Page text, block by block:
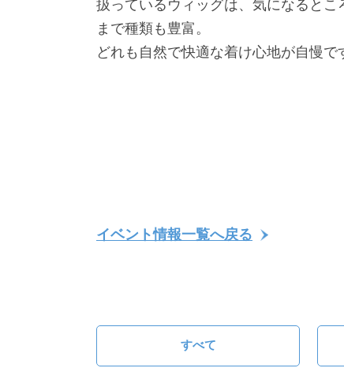
扱っているウィッグは、気になると
まで種類も豊富。
どれも自然で快適な着け心地が自慢で
イベント情報一覧へ戻る
すべて